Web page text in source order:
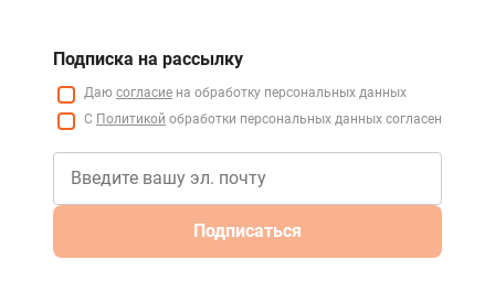
Подписка на рассылку
Даю согласие на обработку персональных данных
С Политикой обработки персональных данных согласен
Подписаться